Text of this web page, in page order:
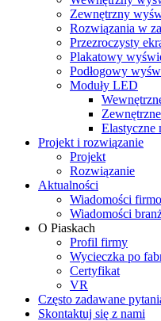
Zewnętrzny
Rozwiązania w
Przezroczysty
Plakatowy
Podłogowy
Moduły LED
Elastyczne
Projekt i rozwiązanie
Projekt
Rozwiązanie
Aktualności
Wiadomości
Wiadomości
O Piaskach
Profil firmy
Wycieczka po
Certyfikat
VR
Często zadawane
Skontaktuj się z nami